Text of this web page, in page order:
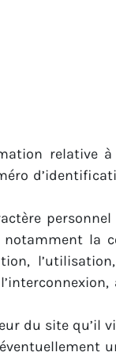
relative
la
du site qu’il